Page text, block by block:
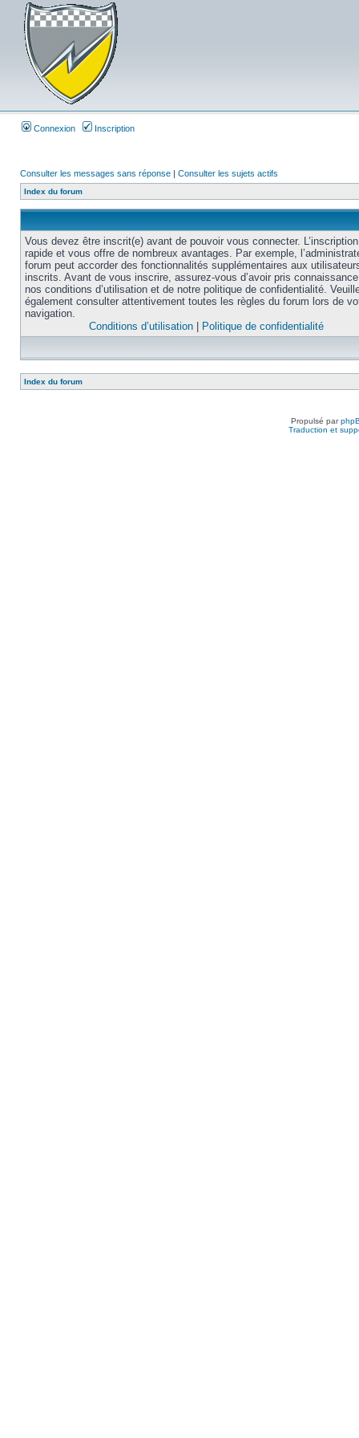
Connexion Inscription
Consulter les messages sans réponse | Consulter les sujets actifs
Index du forum
Vous devez être inscrit(e) avant de pouvoir vous connecter.
rapide et vous offre de nombreux avantages. Par exemple,
forum peut accorder des fonctionnalités supplémentaires aux
inscrits. Avant de vous inscrire, assurez-vous d’avoir pris
nos conditions d’utilisation et de notre politique de confidentialité.
également consulter attentivement toutes les règles du forum lors de
navigation.
Conditions d’utilisation
Politique de confidentialité
Index du forum
Propulsé par
Traduction et